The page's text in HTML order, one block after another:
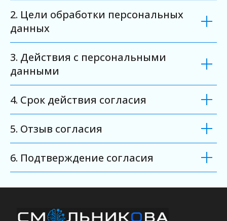
2. Цели обработки персональных
данных
3. Действия с персональными
данными
4. Срок действия согласия
5. Отзыв согласия
6. Подтверждение согласия